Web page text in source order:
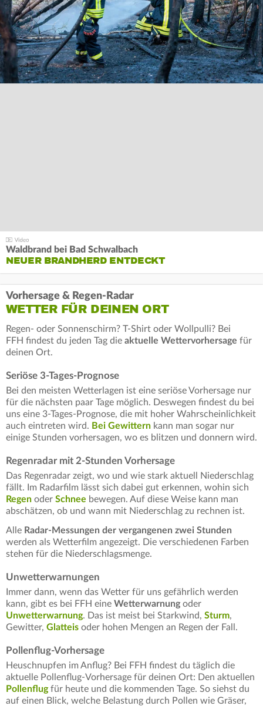
Waldbrand bei Bad Schwalbach
NEUER BRANDHERD ENTDECKT
Vorhersage & Regen-Radar
WETTER FÜR DEINEN ORT
Regen- oder Sonnenschirm? T-Shirt oder Wollpulli? Bei
FFH findest du jeden Tag die aktuelle Wettervorhersage für
deinen Ort.
Seriöse 3-Tages-Prognose
Bei den meisten Wetterlagen ist eine seriöse Vorhersage nur
für die nächsten paar Tage möglich. Deswegen findest du bei
uns eine 3-Tages-Prognose, die mit hoher Wahrscheinlichkeit
auch eintreten wird. Bei Gewittern kann man sogar nur
einige Stunden vorhersagen, wo es blitzen und donnern wird.
Regenradar mit 2-Stunden Vorhersage
Das Regenradar zeigt, wo und wie stark aktuell Niederschlag
fällt. Im Radarfilm lässt sich dabei gut erkennen, wohin sich
Regen oder Schnee bewegen. Auf diese Weise kann man
abschätzen, ob und wann mit Niederschlag zu rechnen ist.
Alle Radar-Messungen der vergangenen zwei Stunden
werden als Wetterfilm angezeigt. Die verschiedenen Farben
stehen für die Niederschlagsmenge.
Unwetterwarnungen
Immer dann, wenn das Wetter für uns gefährlich werden
kann, gibt es bei FFH eine Wetterwarnung oder
Unwetterwarnung. Das ist meist bei Starkwind, Sturm,
Gewitter, Glatteis oder hohen Mengen an Regen der Fall.
Pollenflug-Vorhersage
Heuschnupfen im Anflug? Bei FFH findest du täglich die
aktuelle Pollenflug-Vorhersage für deinen Ort: Den aktuellen
Pollenflugfür heute und die kommenden Tage. So siehst du
auf einen Blick, welche Belastung durch Pollen wie Gräser,